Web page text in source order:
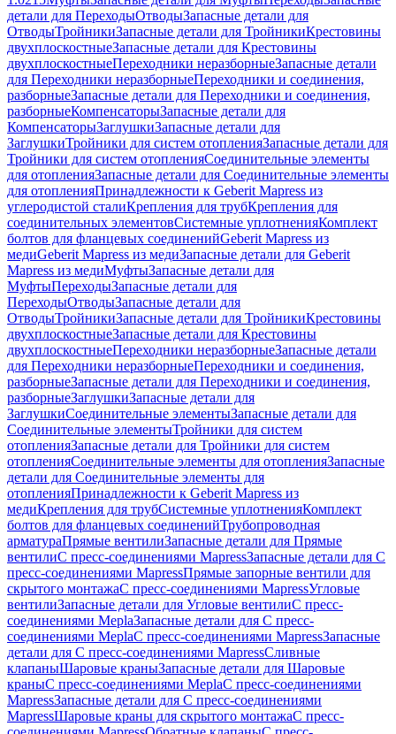
детали для ПереходыОтводыЗапасные детали для
ОтводыТройникиЗапасные детали для ТройникиКрестовины
двухплоскостныеЗапасные детали для Крестовины
двухплоскостныеПереходники неразборныеЗапасные детали
для Переходники неразборныеПереходники и соединения,
разборныеЗапасные детали для Переходники и соединения,
разборныеКомпенсаторыЗапасные детали для
КомпенсаторыЗаглушкиЗапасные детали для
ЗаглушкиТройники для систем отопленияЗапасные детали для
Тройники для систем отопленияСоединительные элементы
для отопленияЗапасные детали для Соединительные элементы
для отопленияПринадлежности к Geberit Mapress из
углеродистой сталиКрепления для трубКрепления для
соединительных элементовСистемные уплотненияКомплект
болтов для фланцевых соединенийGeberit Mapress из
медиGeberit Mapress из медиЗапасные детали для Geberit
Mapress из медиМуфтыЗапасные детали для
МуфтыПереходыЗапасные детали для
ПереходыОтводыЗапасные детали для
ОтводыТройникиЗапасные детали для ТройникиКрестовины
двухплоскостныеЗапасные детали для Крестовины
двухплоскостныеПереходники неразборныеЗапасные детали
для Переходники неразборныеПереходники и соединения,
разборныеЗапасные детали для Переходники и соединения,
разборныеЗаглушкиЗапасные детали для
ЗаглушкиСоединительные элементыЗапасные детали для
Соединительные элементыТройники для систем
отопленияЗапасные детали для Тройники для систем
отопленияСоединительные элементы для отопленияЗапасные
детали для Соединительные элементы для
отопленияПринадлежности к Geberit Mapress из
медиКрепления для трубСистемные уплотненияКомплект
болтов для фланцевых соединенийТрубопроводная
арматураПрямые вентилиЗапасные детали для Прямые
вентилиС пресс-соединениями MapressЗапасные детали для С
пресс-соединениями MapressПрямые запорные вентили для
скрытого монтажаС пресс-соединениями MapressУгловые
вентилиЗапасные детали для Угловые вентилиС пресс-
соединениями MeplaЗапасные детали для С пресс-
соединениями MeplaС пресс-соединениями MapressЗапасные
детали для С пресс-соединениями MapressСливные
клапаныШаровые краныЗапасные детали для Шаровые
краныС пресс-соединениями MeplaС пресс-соединениями
MapressЗапасные детали для С пресс-соединениями
MapressШаровые краны для скрытого монтажаС пресс-